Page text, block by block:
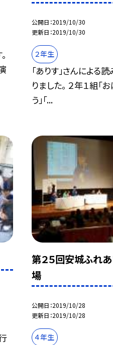
公開日 2019/10/30
更新日 2019/10/30
２年生
「ありす」さんによる
りました。 ２年１組「
う」「...
第２５回安城ふれ
場
公開日 2019/10/28
更新日 2019/10/28
４年生